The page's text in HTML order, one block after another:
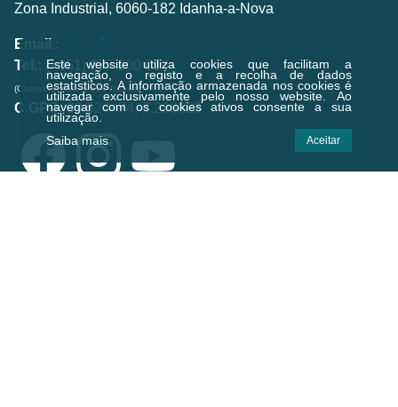
Este website utiliza cookies que facilitam a
navegação, o registo e a recolha de dados
estatísticos.A informação armazenada nos cookies é
utilizada exclusivamente pelo nosso website. Ao
navegar com os cookies ativos consente a sua
utilização.
Saiba mais
Aceitar
Zona Industrial, 6060-182 Idanha-a-Nova
Email.:
Tel.: (+351) 277 200 010
(Chamada para a rede fixa nacional)
C.GPS:39.924474,-7.238823